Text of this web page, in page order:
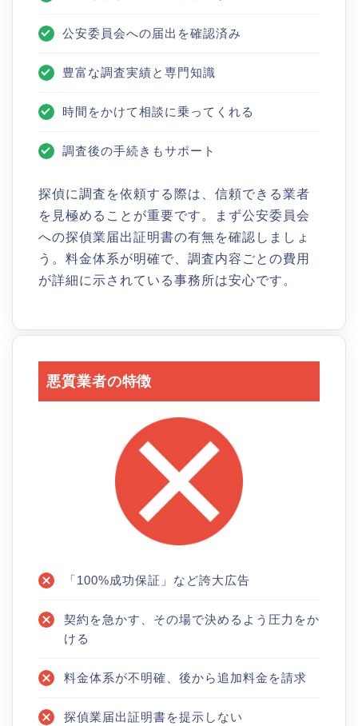
公安委員会への届出を確認済み
豊富な調査実績と専門知識
時間をかけて相談に乗ってくれる
調査後の手続きもサポート
探偵に調査を依頼する際は、信頼できる業者
を見極めることが重要です。まず公安委員会
への探偵業届出証明書の有無を確認しましょ
う。料金体系が明確で、調査内容ごとの費用
が詳細に示されている事務所は安心です。
悪質業者の特徴
「100%成功保証」など誇大広告
契約を急かす、その場で決めるよう圧力をか
ける
料金体系が不明確、後から追加料金を請求
探偵業届出証明書を提示しない